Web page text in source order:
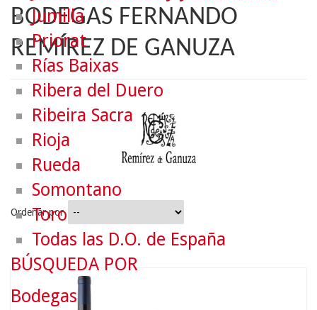
BODEGAS FERNANDO
REMÍREZ DE GANUZA
Ordenar por
40.90 €
Jumilla
Priorat
Rías Baixas
Ribera del Duero
Ribeira Sacra
Rioja
Rueda
Somontano
Toro
Todas las D.O. de España
BÚSQUEDA POR
Bodegas